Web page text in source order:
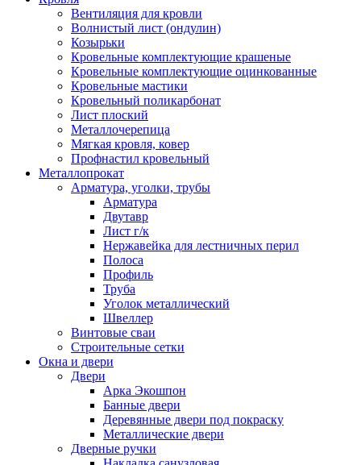
Вентиляция для кровли
Волнистый лист (ондулин)
Козырьки
Кровельные комплектующие крашеные
Кровельные комплектующие оцинкованные
Кровельные мастики
Кровельный поликарбонат
Лист плоский
Металлочерепица
Мягкая кровля, ковер
Профнастил кровельный
Металлопрокат
Арматура, уголки, трубы
Арматура
Двутавр
Лист г/к
Нержавейка для лестничных перил
Полоса
Профиль
Труба
Уголок металлический
Швеллер
Винтовые сваи
Строительные сетки
Окна и двери
Двери
Арка Экошпон
Банные двери
Деревянные двери под покраску
Металлические двери
Дверные ручки